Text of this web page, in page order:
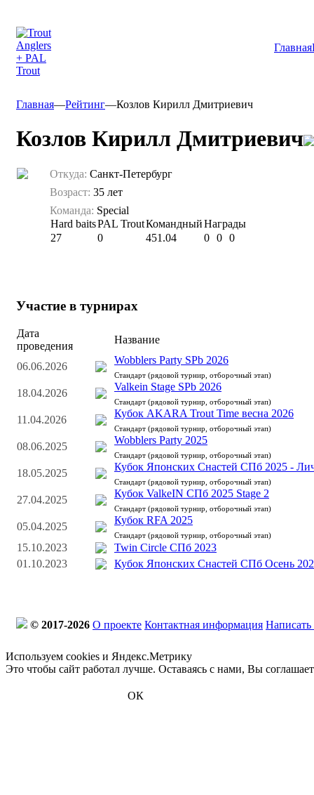
Главная
Главная—Рейтинг—Козлов Кирилл Дмитриевич
Козлов Кирилл Дмитриевич
Откуда: Санкт-Петербург
Возраст: 35 лет
Команда: Special
Hard baitsPAL TroutКомандныйНаграды
27
0 451.04 0 0 0
Участие в турнирах
Дата
проведения
Название
06.06.2026
Wobblers Party SPb 2026
Стандарт (рядовой турнир, отборочный этап)
18.04.2026
Valkein Stage SPb 2026
Стандарт (рядовой турнир, отборочный этап)
11.04.2026
Кубок AKARA Trout Time весна 2026
Стандарт (рядовой турнир, отборочный этап)
08.06.2025
Wobblers Party 2025
Стандарт (рядовой турнир, отборочный этап)
18.05.2025
Кубок Японских Снастей СПб 2025 -
Стандарт (рядовой турнир, отборочный этап)
27.04.2025
Кубок ValkeIN СПб 2025 Stage 2
Стандарт (рядовой турнир, отборочный этап)
05.04.2025
Кубок RFA 2025
Стандарт (рядовой турнир, отборочный этап)
15.10.2023
Twin Circle СПб 2023
01.10.2023
Кубок Японских Снастей СПб Осень
© 2017-2026 О проекте Контактная информация
Используем cookies и Яндекс.Метрику
Это чтобы сайт работал лучше. Оставаясь с нами, Вы
ОК